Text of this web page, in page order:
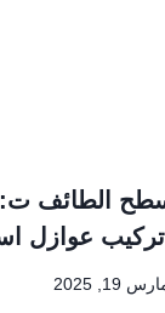
الطائف ت:
19, 2025